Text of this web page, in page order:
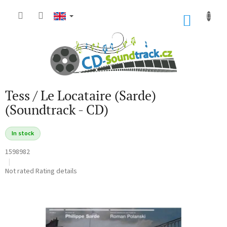
Tess / Le Locataire (Sarde)
(Soundtrack - CD)
In stock
1598982
The
Not rated Rating details